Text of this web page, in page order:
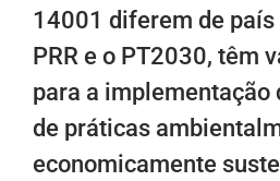
14001 diferem de país
PRR e o PT2030, têm
para a implementação
de práticas
economicamente